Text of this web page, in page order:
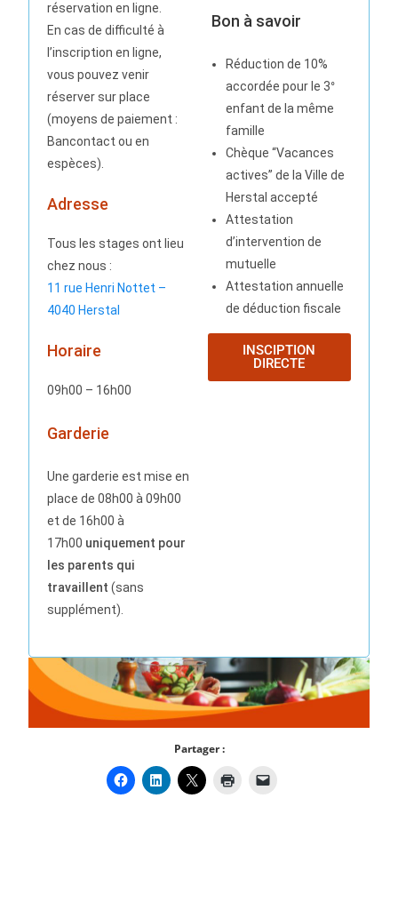
réservation en ligne.
En cas de difficulté à
l’inscription en ligne,
vous pouvez venir
réserver sur place
(moyens de paiement :
Bancontact ou en
espèces).
Adresse
Tous les stages ont lieu
chez nous :
11 rue Henri Nottet –
4040 Herstal
Horaire
09h00 – 16h00
Garderie
Une garderie est mise en
place de 08h00 à 09h00
et de 16h00 à
17h00 uniquement pour
les parents qui
travaillent (sans
supplément).
Bon à savoir
Réduction de 10%
accordée pour le 3°
enfant de la même
famille
Chèque “Vacances
actives” de la Ville de
Herstal accepté
Attestation
d’intervention de
mutuelle
Attestation annuelle
de déduction fiscale
INSCIPTION
DIRECTE
Partager :